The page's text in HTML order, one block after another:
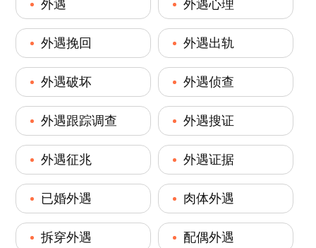
外遇 外遇心理
外遇挽回 外遇出轨
外遇破坏 外遇侦查
外遇跟踪调查 外遇搜证
外遇征兆 外遇证据
已婚外遇 肉体外遇
拆穿外遇 配偶外遇